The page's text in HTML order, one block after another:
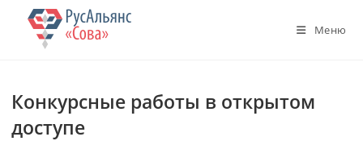
Перейти
содержимому
Меню
Конкурсные работы в открытом
доступе